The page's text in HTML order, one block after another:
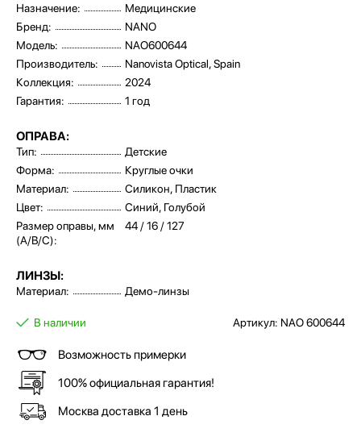
Назначение:
Медицинские
Бренд:
NANO
Модель:
NAO600644
Производитель:
Nanovista Optical, Spain
Коллекция:
2024
Гарантия:
1 год
ОПРАВА:
Тип:
Детские
Форма:
Круглые очки
Материал:
Силикон, Пластик
Цвет:
Синий, Голубой
Размер оправы, мм
(A/B/C):
44 / 16 / 127
ЛИНЗЫ:
Материал: Демо-линзы
В наличии Артикул: NAO 600644
Возможность примерки
100% официальная гарантия!
Москва доставка 1 день